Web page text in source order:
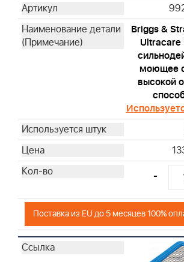
Briggs &
Ultracare
моющее
высокой
-
Поставка из EU до 5 месяцев 100%